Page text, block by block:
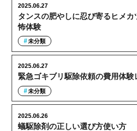
タンスの肥やしに忍び寄るヒメカ
怖体験
2025.06.27
未分類
緊急ゴキブリ駆除依頼の費用体験
2025.06.27
未分類
蟻駆除剤の正しい選び方使い方
2025.06.26